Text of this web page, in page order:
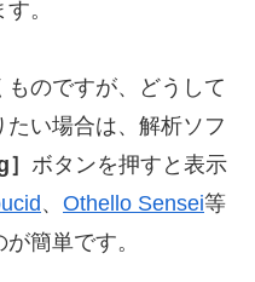
。
ものですが、どうして
い場合は、解析ソフ
ボタンを押すと表示
、 Othello Sensei等
簡単です。